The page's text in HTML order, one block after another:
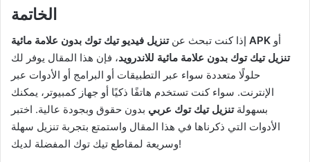
الخاتمة
إذا كنت تبحث عن تنزيل فيديو تيك توك بدون علامة مائية APK أو
تنزيل تيك توك بدون علامة مائية للاندرويد، فإن هذا المقال يوفر لك
حلولًا متعددة سواء عبر التطبيقات أو البرامج أو الأدوات عبر
الإنترنت. سواء كنت تستخدم هاتفًا ذكيًا أو جهاز كمبيوتر، يمكنك
بسهولةتنزيل تيك توك عربي بدون حقوق وبجودة عالية. اختبر
الأدوات التي ذكرناها في هذا المقال واستمتع بتجربة تنزيل سهلة
وسريعة لمقاطع تيك توك المفضلة لديك!